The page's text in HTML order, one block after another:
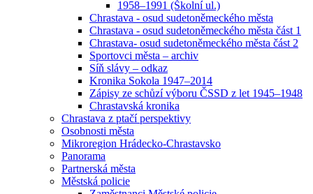
1958–1991 (Školní ul.)
Chrastava - osud sudetoněmeckého města
Chrastava - osud sudetoněmeckého města část 1
Chrastava- osud sudetoněmeckého města část 2
Sportovci města – archiv
Síň slávy – odkaz
Kronika Sokola 1947–2014
Zápisy ze schůzí výboru ČSSD z let 1945–1948
Chrastavská kronika
Chrastava z ptačí perspektivy
Osobnosti města
Mikroregion Hrádecko-Chrastavsko
Panorama
Partnerská města
Městská policie